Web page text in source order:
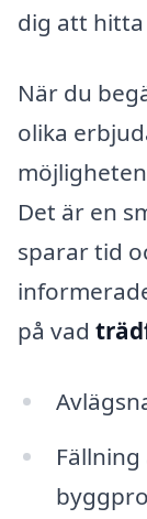
dig att
När du
olika
Det är en
sparar tid
på vad